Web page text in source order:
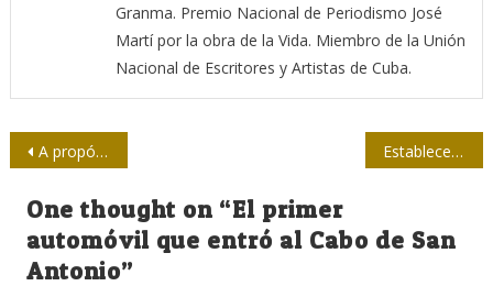
Granma. Premio Nacional de Periodismo José
Martí por la obra de la Vida. Miembro de la Unión
Nacional de Escritores y Artistas de Cuba.
Navegación
de
entradas
A propósito de una meteoróloga Establecen Premio Nacional de Periodismo Histórico
One thought on “El primer
automóvil que entró al Cabo de San
Antonio”